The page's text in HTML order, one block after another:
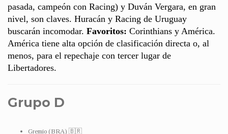
pasada, campeón con Racing) y Duván Vergara, en gran
nivel, son claves. Huracán y Racing de Uruguay
buscarán incomodar. Favoritos: Corinthians y América.
América tiene alta opción de clasificación directa o, al
menos, para el repechaje con tercer lugar de
Libertadores.
Grupo D
Gremio (BRA) 🇧🇷